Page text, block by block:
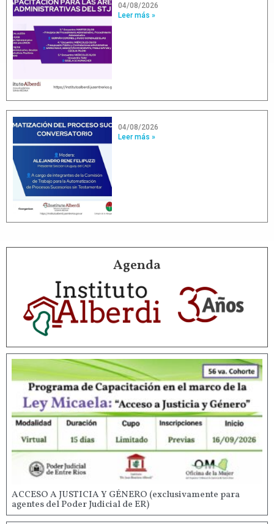
04/08/2026
Leer más »
04/08/2026
Leer más »
Agenda
ACCESO A JUSTICIA Y GÉNERO (exclusivamente para
agentes del Poder Judicial de ER)